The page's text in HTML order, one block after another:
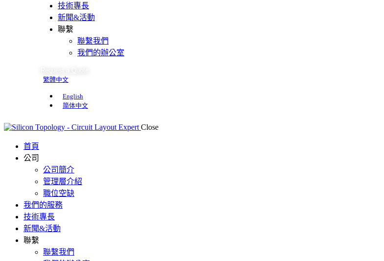
技術專長
新聞&活動
聯繫
聯繫我們
我們的辦公室
繁體中文
English
简体中文
Close
首頁
公司
公司簡介
管理層介紹
職位空缺
我們的服務
技術專長
新聞&活動
聯繫
聯繫我們